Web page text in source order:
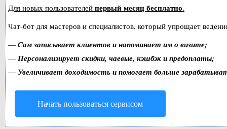
Для новых пользователей первый месяц бесплатно.
Чат-бот для мастеров и специалистов, который упрощает
— Сам записывает клиентов и напоминает им о визите;
— Персонализирует скидки, чаевые, кэшбэк и предоплаты;
— Увеличивает доходимость и помогает больше
Начать пользоваться сервисом